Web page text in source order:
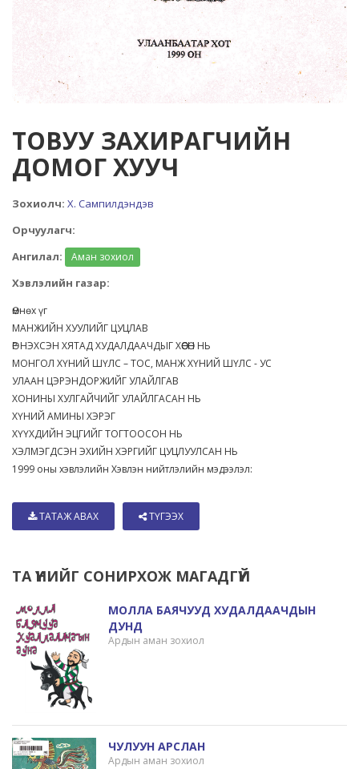
ТОВУУ ЗАХИРАГЧИЙН
ДОМОГ ХУУЧ
Зохиолч: Х. Сампилдэндэв
Орчуулагч:
Ангилал:
Аман зохиол
Хэвлэлийн газар:
Өмнөх үг
МАНЖИЙН ХУУЛИЙГ ЦУЦЛАВ
ӨР НЭХСЭН ХЯТАД ХУДАЛДААЧДЫГ ХӨӨСӨН НЬ
МОНГОЛ ХҮНИЙ ШҮЛС – ТОС, МАНЖ ХҮНИЙ ШҮЛС - УС
УЛААН ЦЭРЭНДОРЖИЙГ УЛАЙЛГАВ
ХОНИНЫ ХУЛГАЙЧИЙГ УЛАЙЛГАСАН НЬ
ХҮНИЙ АМИНЫ ХЭРЭГ
ХҮҮХДИЙН ЭЦГИЙГ ТОГТООСОН НЬ
ХЭЛМЭГДСЭН ЭХИЙН ХЭРГИЙГ ЦУЦЛУУЛСАН НЬ
1999 оны хэвлэлийн Хэвлэн нийтлэлийн мэдээлэл:
ТАТАЖ АВАХ ТҮГЭЭХ
ТА ҮҮНИЙГ СОНИРХОЖ МАГАДГҮЙ
МОЛЛА БАЯЧУУД ХУДАЛДААЧДЫН
ДУНД
Ардын аман зохиол
ЧУЛУУН АРСЛАН
Ардын аман зохиол